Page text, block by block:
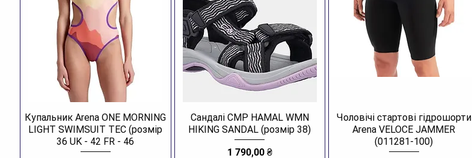
Купальник Arena ONE MORNING
LIGHT SWIMSUIT TEC (розмір
36 UK - 42 FR - 46
Сандалі CMP HAMAL WMN
HIKING SANDAL (розмір 38)
Ціна
1 790,00 ₴
Чоловічі стартові гідрошорти
Arena VELOCE JAMMER
(011281-100)